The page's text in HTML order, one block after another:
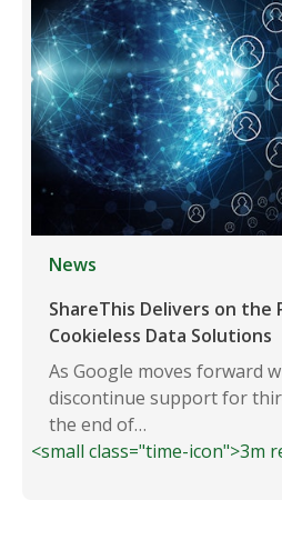
News
ShareThis Delivers on the
Cookieless Data Solutions
As Google moves forward
discontinue support for
the end of…
<small class="time-icon">3m